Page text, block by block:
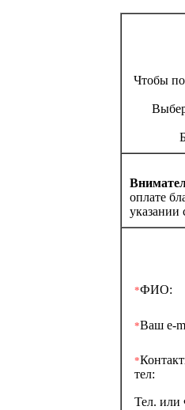
Чтобы
оплате
указании
*ФИО:
*Ваш e-
*
тел:
Тел. или